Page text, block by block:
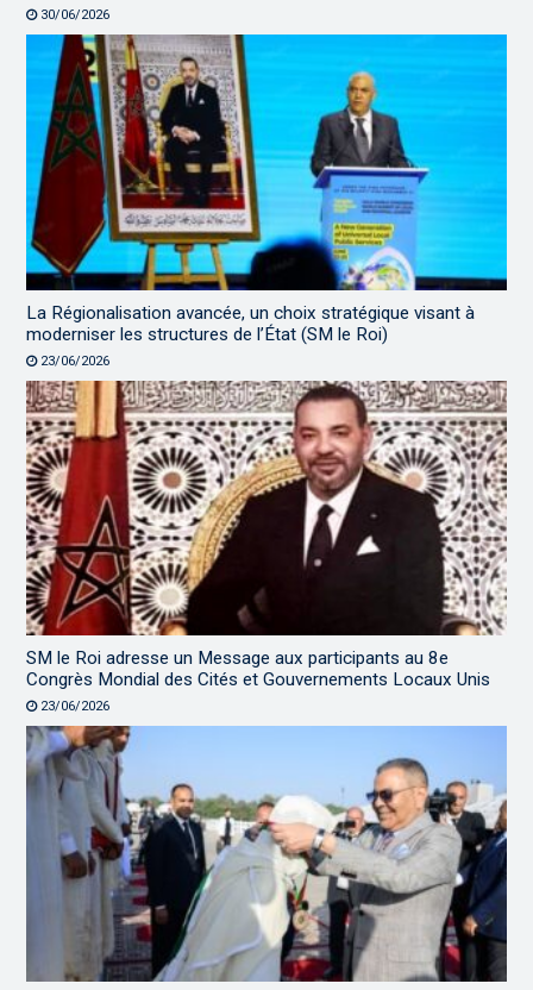
30/06/2026
La Régionalisation avancée, un choix stratégique visant à
moderniser les structures de l’État (SM le Roi)
23/06/2026
SM le Roi adresse un Message aux participants au 8e
Congrès Mondial des Cités et Gouvernements Locaux Unis
23/06/2026